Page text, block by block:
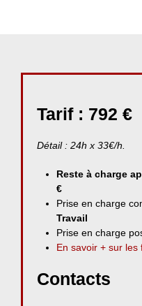
Tarif : 792 €
Détail : 24h x 33€/h.
Reste à charge
€
Prise en charge
Travail
Prise en charge
En savoir + sur
Contacts